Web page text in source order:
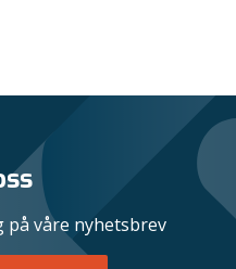
på våre nyhetsbrev